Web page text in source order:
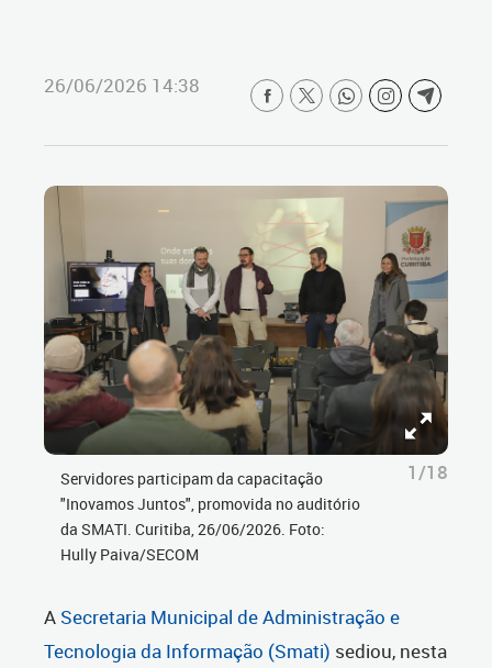
26/06/2026 14:38
Servidores participam da capacitação
"Inovamos Juntos", promovida no auditório
da SMATI. Curitiba, 26/06/2026. Foto:
Hully Paiva/SECOM
1/18
A Secretaria Municipal de Administração e
Tecnologia da Informação (Smati) sediou, nesta